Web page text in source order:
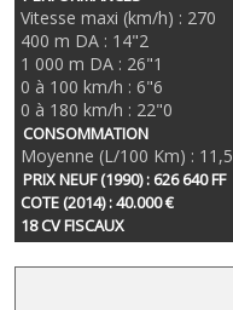
Vitesse maxi (km/h) : 270
400 m DA : 14"2
1 000 m DA : 26"1
0 à 100 km/h : 6"6
0 à 180 km/h : 22"0
CONSOMMATION
Moyenne (L/100 Km) : 11,5
PRIX NEUF (1990) : 626 640 FF
COTE (2014) : 40.000 €
18 CV FISCAUX